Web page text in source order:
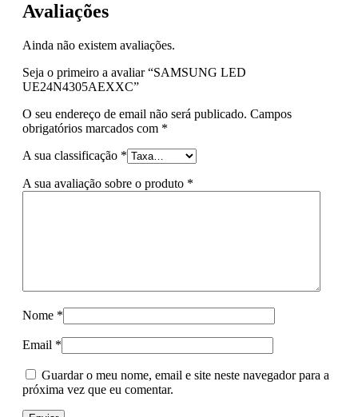
Avaliações
Ainda não existem avaliações.
Seja o primeiro a avaliar “SAMSUNG LED
UE24N4305AEXXC”
O seu endereço de email não será publicado. Campos
obrigatórios marcados com *
A sua classificação *
A sua avaliação sobre o produto *
Nome *
Email *
Guardar o meu nome, email e site neste navegador para a
próxima vez que eu comentar.